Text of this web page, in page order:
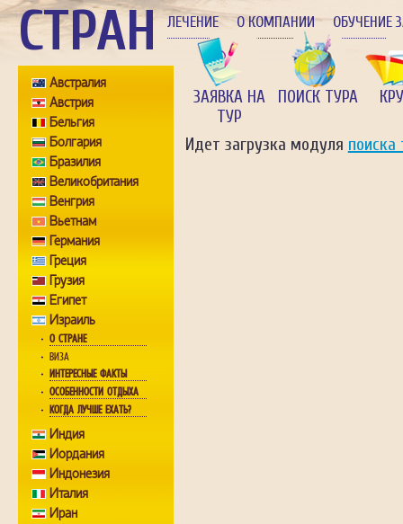
ЛЕЧЕНИЕ О КОМПАНИИ ОБУЧЕНИЕ
СТРАН
Австралия
Австрия
Бельгия
Болгария
Бразилия
Великобритания
Венгрия
Вьетнам
Германия
Греция
Грузия
Египет
Израиль
О СТРАНЕ
ВИЗА
ИНТЕРЕСНЫЕ ФАКТЫ
ОСОБЕННОСТИ ОТДЫХА
КОГДА ЛУЧШЕ ЕХАТЬ?
Индия
Иордания
Индонезия
Италия
Иран
ЗАЯВКА НА
ТУР
ПОИСК ТУРА
Идет загрузка модуля поиска